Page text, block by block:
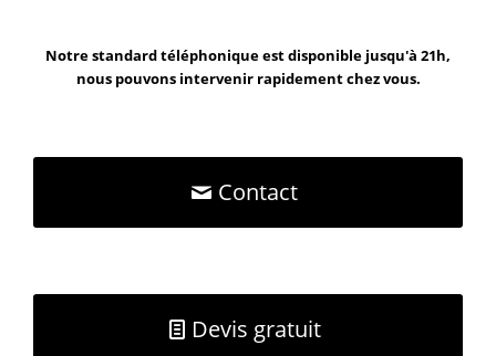
Notre standard téléphonique est disponible jusqu'à 21h,
nous pouvons intervenir rapidement chez vous.
Contact
Devis gratuit